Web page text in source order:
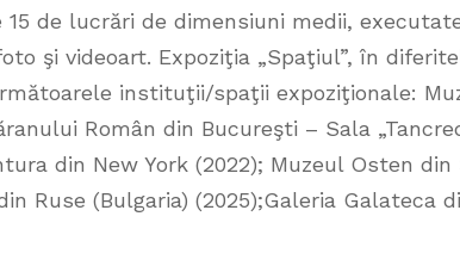
15 de lucrări de dimensiuni medii,
şi videoart. Expoziţia „Spaţiul”, în
instituţii/spaţii expoziţionale:
Român din Bucureşti – Sala
din New York (2022); Muzeul Osten din
Ruse (Bulgaria) (2025);Galeria Galateca